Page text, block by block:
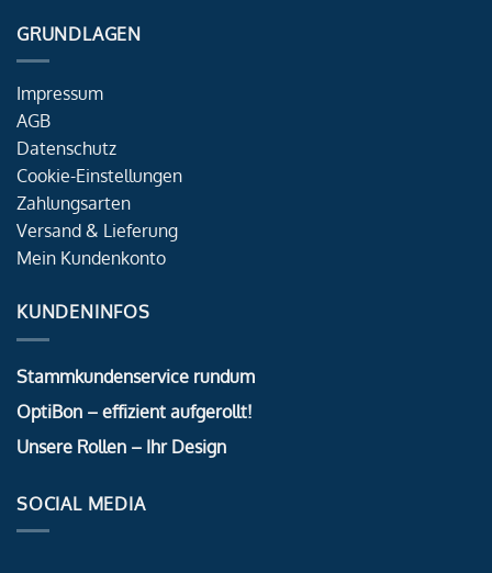
GRUNDLAGEN
Impressum
AGB
Datenschutz
Cookie-Einstellungen
Zahlungsarten
Versand & Lieferung
Mein Kundenkonto
KUNDENINFOS
Stammkundenservice rundum
OptiBon – effizient aufgerollt!
Unsere Rollen – Ihr Design
SOCIAL MEDIA